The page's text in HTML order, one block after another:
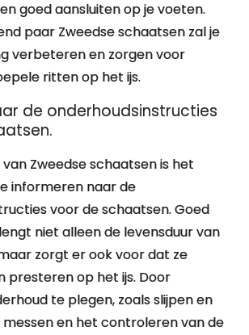
goed aansluiten op je voeten.
paar Zweedse schaatsen zal je
verbeteren en zorgen voor
ritten op het ijs.
de onderhoudsinstructies
Zweedse schaatsen is het
informeren naar de
voor de schaatsen. Goed
niet alleen de levensduur van
zorgt er ook voor dat ze
presteren op het ijs. Door
te plegen, zoals slijpen en
en het controleren van de